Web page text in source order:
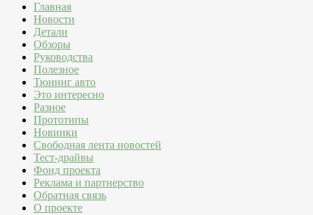
Главная
Новости
Детали
Обзоры
Руководства
Полезное
Тюнинг авто
Это интересно
Разное
Прототипы
Новинки
Свободная лента новостей
Тест-драйвы
Фонд проекта
Реклама и партнерство
Обратная связь
О проекте